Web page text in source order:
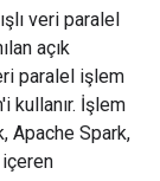
veri paralel
açık
paralel işlem
kullanır. İşlem
Apache Spark,